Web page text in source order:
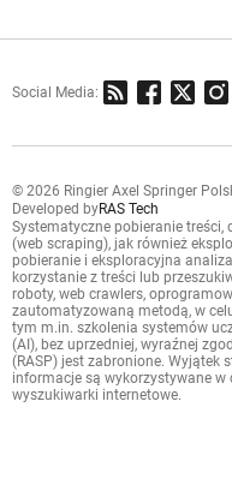
Social Media:
© 2026 Ringier Axel Springer
Developed byRAS Tech
Systematyczne pobieranie
(web scraping), jak również
pobieranie i eksploracyjna
korzystanie z treści lub
roboty, web crawlers,
zautomatyzowaną metodą, w
tym m.in. szkolenia systemów
(AI), bez uprzedniej, wyraźnej
(RASP) jest zabronione. Wyjątek
informacje są wykorzystywane w
wyszukiwarki internetowe.